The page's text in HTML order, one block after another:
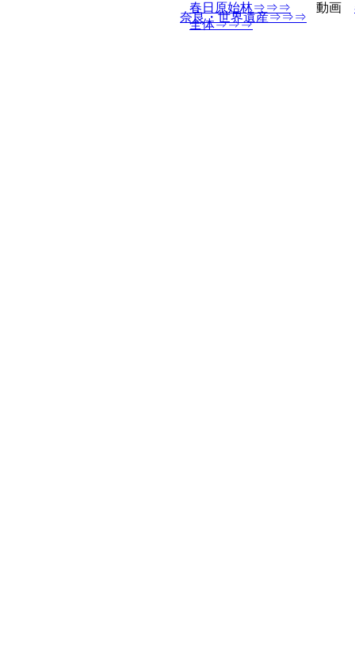
春日原始林⇒⇒⇒ 動画
全体⇒⇒⇒
奈良・世界遺産⇒⇒⇒